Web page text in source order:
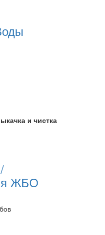
и чистка
ЖБО